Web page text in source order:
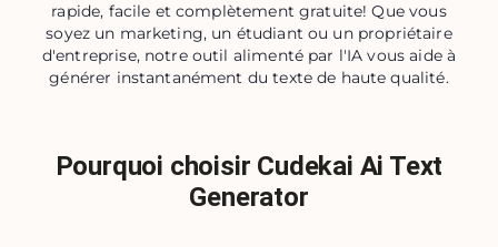
rapide, facile et complètement gratuite! Que vous
soyez un marketing, un étudiant ou un propriétaire
d'entreprise, notre outil alimenté par l'IA vous aide à
générer instantanément du texte de haute qualité.
Pourquoi choisir Cudekai Ai Text
Generator